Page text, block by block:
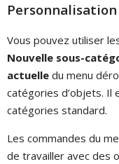
Vous pouvez utiliser
Nouvelle sous-
actuelle du menu
catégories d’objets. Il
catégories standard.
Les commandes du
de travailler avec des